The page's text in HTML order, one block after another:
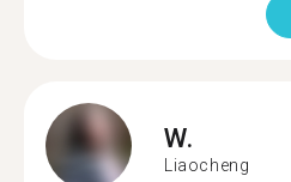
W.
Liaocheng